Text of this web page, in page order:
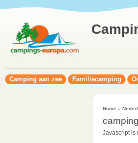
Camping aan zee Familiecamping
Home »
Javascript is